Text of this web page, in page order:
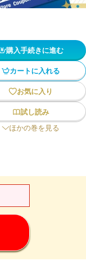
購入手続きに進む
カートに入れる
お気に入り
試し読み
ほかの巻を見る